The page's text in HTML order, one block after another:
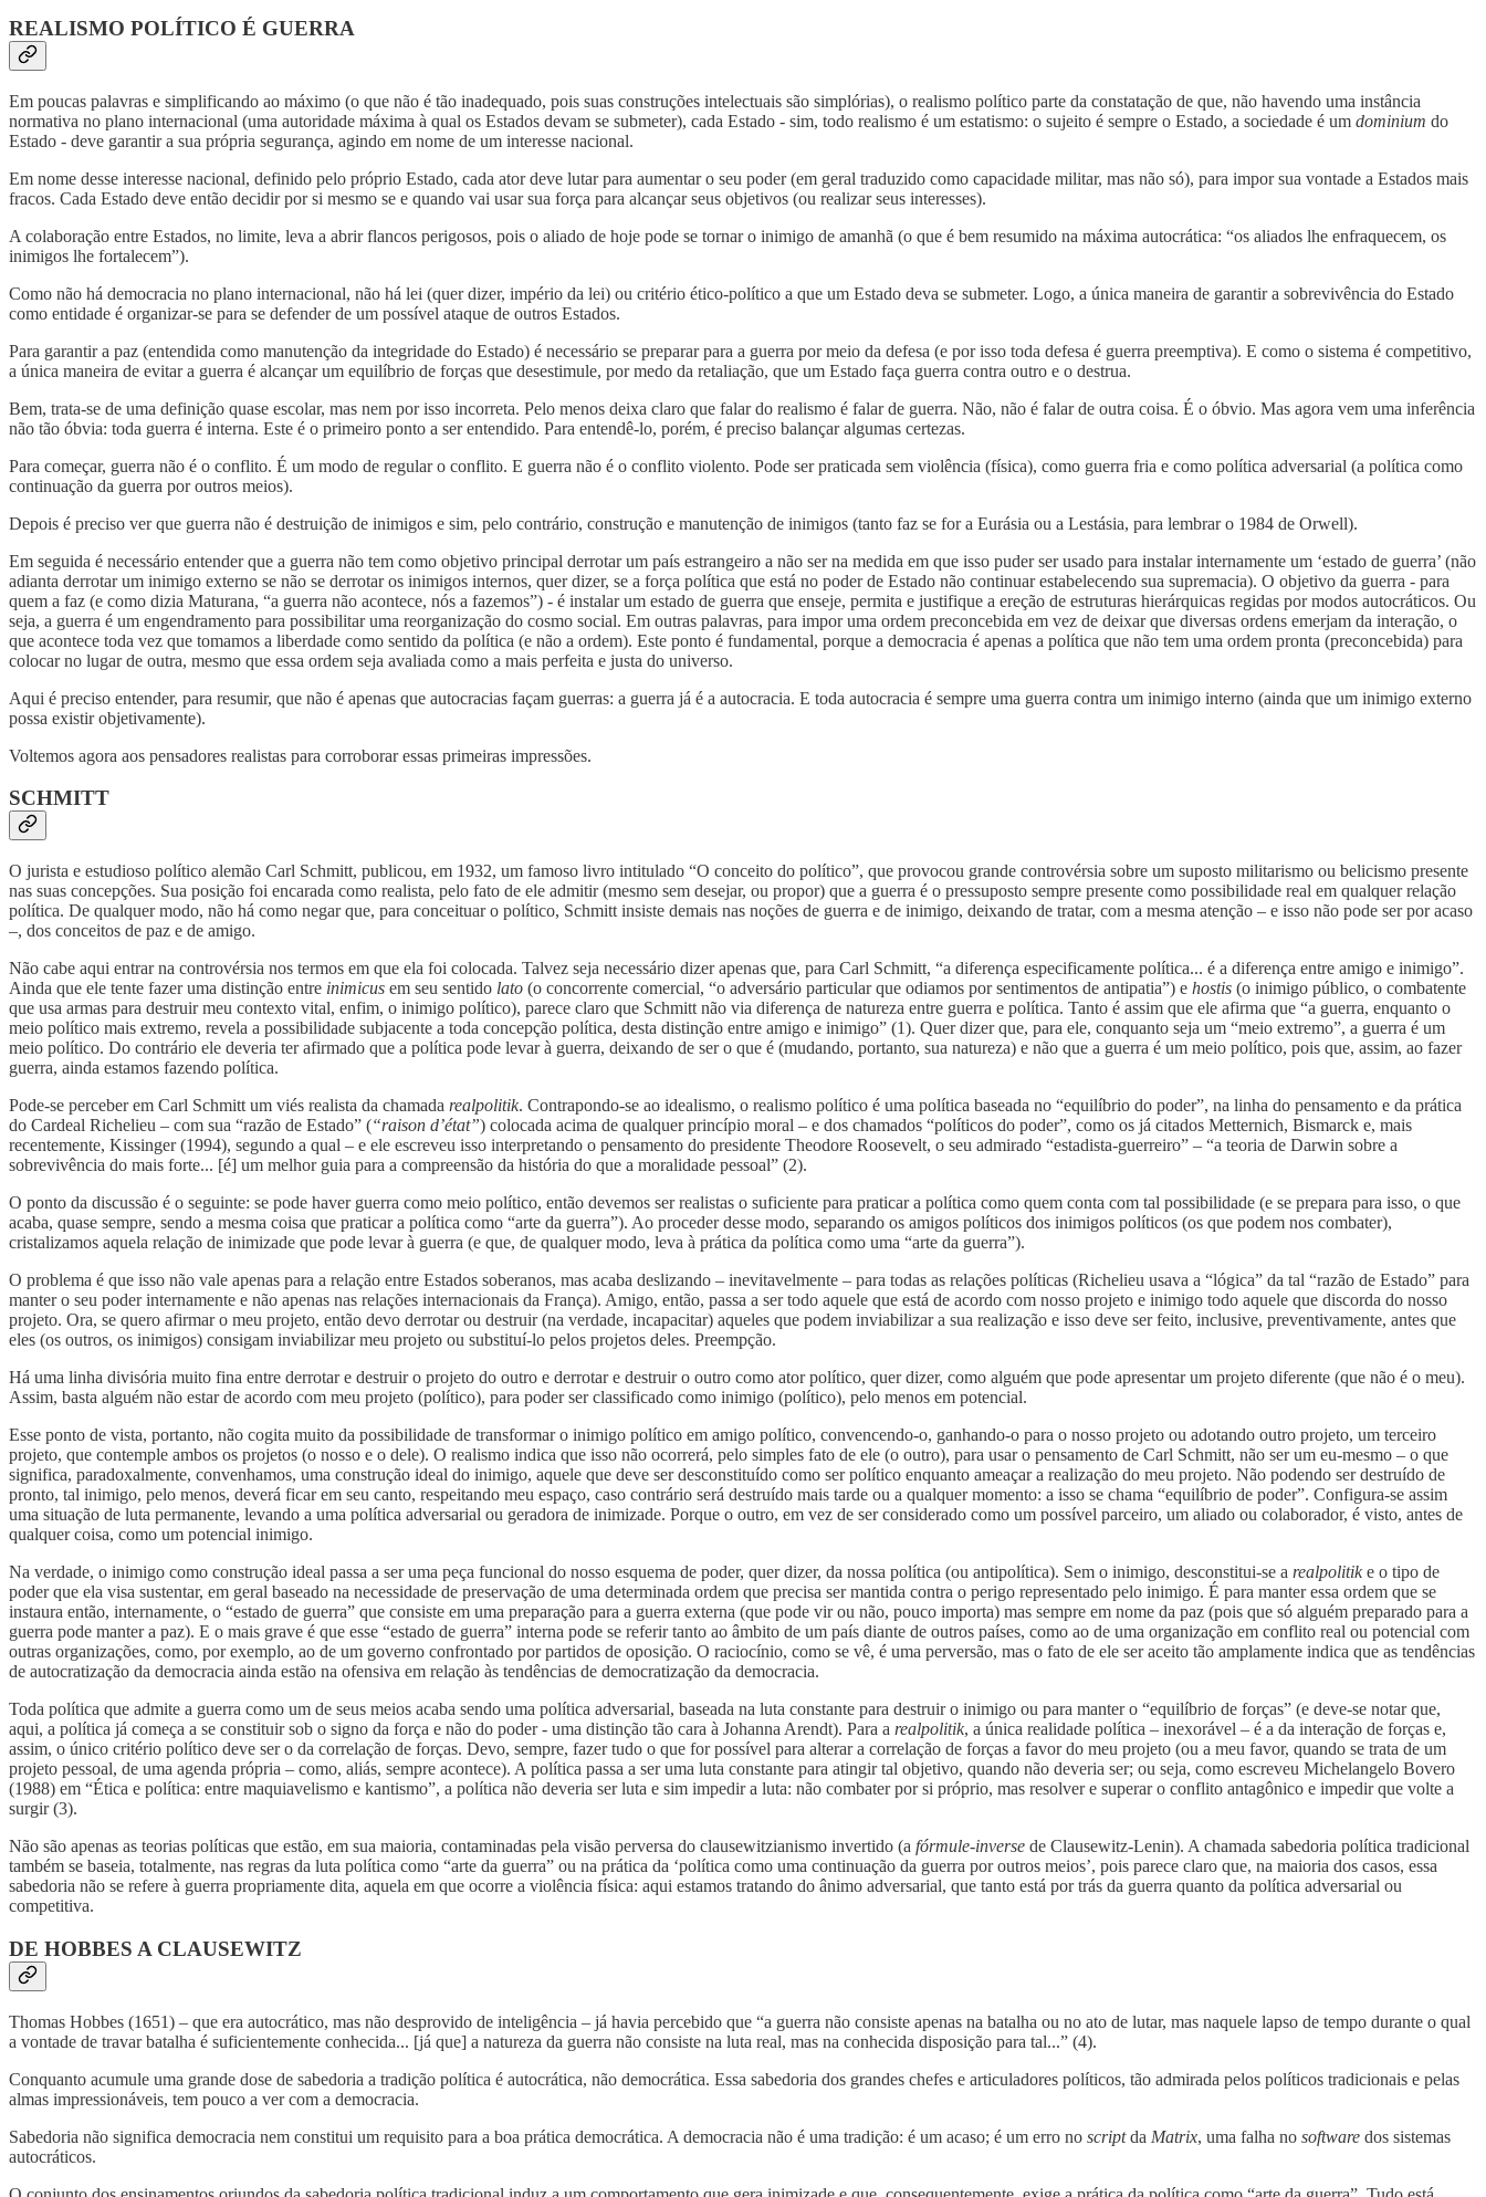
REALISMO POLÍTICO É GUERRA
Em poucas palavras e simplificando ao máximo (o que não é tão inadequado, pois suas construções intelectuais são simplórias), o realismo político parte da constatação de que, não havendo uma instância
normativa no plano internacional (uma autoridade máxima à qual os Estados devam se submeter), cada Estado - sim, todo realismo é um estatismo: o sujeito é sempre o Estado, a sociedade é um dominium do
Estado - deve garantir a sua própria segurança, agindo em nome de um interesse nacional.
Em nome desse interesse nacional, definido pelo próprio Estado, cada ator deve lutar para aumentar o seu poder (em geral traduzido como capacidade militar, mas não só), para impor sua vontade a Estados mais
fracos. Cada Estado deve então decidir por si mesmo se e quando vai usar sua força para alcançar seus objetivos (ou realizar seus interesses).
A colaboração entre Estados, no limite, leva a abrir flancos perigosos, pois o aliado de hoje pode se tornar o inimigo de amanhã (o que é bem resumido na máxima autocrática: “os aliados lhe enfraquecem, os
inimigos lhe fortalecem”).
Como não há democracia no plano internacional, não há lei (quer dizer, império da lei) ou critério ético-político a que um Estado deva se submeter. Logo, a única maneira de garantir a sobrevivência do Estado
como entidade é organizar-se para se defender de um possível ataque de outros Estados.
Para garantir a paz (entendida como manutenção da integridade do Estado) é necessário se preparar para a guerra por meio da defesa (e por isso toda defesa é guerra preemptiva). E como o sistema é competitivo,
a única maneira de evitar a guerra é alcançar um equilíbrio de forças que desestimule, por medo da retaliação, que um Estado faça guerra contra outro e o destrua.
Bem, trata-se de uma definição quase escolar, mas nem por isso incorreta. Pelo menos deixa claro que falar do realismo é falar de guerra. Não, não é falar de outra coisa. É o óbvio. Mas agora vem uma inferência
não tão óbvia: toda guerra é interna. Este é o primeiro ponto a ser entendido. Para entendê-lo, porém, é preciso balançar algumas certezas.
Para começar, guerra não é o conflito. É um modo de regular o conflito. E guerra não é o conflito violento. Pode ser praticada sem violência (física), como guerra fria e como política adversarial (a política como
continuação da guerra por outros meios).
Depois é preciso ver que guerra não é destruição de inimigos e sim, pelo contrário, construção e manutenção de inimigos (tanto faz se for a Eurásia ou a Lestásia, para lembrar o 1984 de Orwell).
Em seguida é necessário entender que a guerra não tem como objetivo principal derrotar um país estrangeiro a não ser na medida em que isso puder ser usado para instalar internamente um ‘estado de guerra’ (não
adianta derrotar um inimigo externo se não se derrotar os inimigos internos, quer dizer, se a força política que está no poder de Estado não continuar estabelecendo sua supremacia). O objetivo da guerra - para
quem a faz (e como dizia Maturana, “a guerra não acontece, nós a fazemos”) - é instalar um estado de guerra que enseje, permita e justifique a ereção de estruturas hierárquicas regidas por modos autocráticos. Ou
seja, a guerra é um engendramento para possibilitar uma reorganização do cosmo social. Em outras palavras, para impor uma ordem preconcebida em vez de deixar que diversas ordens emerjam da interação, o
que acontece toda vez que tomamos a liberdade como sentido da política (e não a ordem). Este ponto é fundamental, porque a democracia é apenas a política que não tem uma ordem pronta (preconcebida) para
colocar no lugar de outra, mesmo que essa ordem seja avaliada como a mais perfeita e justa do universo.
Aqui é preciso entender, para resumir, que não é apenas que autocracias façam guerras: a guerra já é a autocracia. E toda autocracia é sempre uma guerra contra um inimigo interno (ainda que um inimigo externo
possa existir objetivamente).
Voltemos agora aos pensadores realistas para corroborar essas primeiras impressões.
SCHMITT
O jurista e estudioso político alemão Carl Schmitt, publicou, em 1932, um famoso livro intitulado “O conceito do político”, que provocou grande controvérsia sobre um suposto militarismo ou belicismo presente
nas suas concepções. Sua posição foi encarada como realista, pelo fato de ele admitir (mesmo sem desejar, ou propor) que a guerra é o pressuposto sempre presente como possibilidade real em qualquer relação
política. De qualquer modo, não há como negar que, para conceituar o político, Schmitt insiste demais nas noções de guerra e de inimigo, deixando de tratar, com a mesma atenção – e isso não pode ser por acaso
–, dos conceitos de paz e de amigo.
Não cabe aqui entrar na controvérsia nos termos em que ela foi colocada. Talvez seja necessário dizer apenas que, para Carl Schmitt, “a diferença especificamente política... é a diferença entre amigo e inimigo”.
Ainda que ele tente fazer uma distinção entre inimicus em seu sentido lato (o concorrente comercial, “o adversário particular que odiamos por sentimentos de antipatia”) e hostis (o inimigo público, o combatente
que usa armas para destruir meu contexto vital, enfim, o inimigo político), parece claro que Schmitt não via diferença de natureza entre guerra e política. Tanto é assim que ele afirma que “a guerra, enquanto o
meio político mais extremo, revela a possibilidade subjacente a toda concepção política, desta distinção entre amigo e inimigo” (1). Quer dizer que, para ele, conquanto seja um “meio extremo”, a guerra é um
meio político. Do contrário ele deveria ter afirmado que a política pode levar à guerra, deixando de ser o que é (mudando, portanto, sua natureza) e não que a guerra é um meio político, pois que, assim, ao fazer
guerra, ainda estamos fazendo política.
Pode-se perceber em Carl Schmitt um viés realista da chamada realpolitik. Contrapondo-se ao idealismo, o realismo político é uma política baseada no “equilíbrio do poder”, na linha do pensamento e da prática
do Cardeal Richelieu – com sua “razão de Estado” (“raison d’état”) colocada acima de qualquer princípio moral – e dos chamados “políticos do poder”, como os já citados Metternich, Bismarck e, mais
recentemente, Kissinger (1994), segundo a qual – e ele escreveu isso interpretando o pensamento do presidente Theodore Roosevelt, o seu admirado “estadista-guerreiro” – “a teoria de Darwin sobre a
sobrevivência do mais forte... [é] um melhor guia para a compreensão da história do que a moralidade pessoal” (2).
O ponto da discussão é o seguinte: se pode haver guerra como meio político, então devemos ser realistas o suficiente para praticar a política como quem conta com tal possibilidade (e se prepara para isso, o que
acaba, quase sempre, sendo a mesma coisa que praticar a política como “arte da guerra”). Ao proceder desse modo, separando os amigos políticos dos inimigos políticos (os que podem nos combater),
cristalizamos aquela relação de inimizade que pode levar à guerra (e que, de qualquer modo, leva à prática da política como uma “arte da guerra”).
O problema é que isso não vale apenas para a relação entre Estados soberanos, mas acaba deslizando – inevitavelmente – para todas as relações políticas (Richelieu usava a “lógica” da tal “razão de Estado” para
manter o seu poder internamente e não apenas nas relações internacionais da França). Amigo, então, passa a ser todo aquele que está de acordo com nosso projeto e inimigo todo aquele que discorda do nosso
projeto. Ora, se quero afirmar o meu projeto, então devo derrotar ou destruir (na verdade, incapacitar) aqueles que podem inviabilizar a sua realização e isso deve ser feito, inclusive, preventivamente, antes que
eles (os outros, os inimigos) consigam inviabilizar meu projeto ou substituí-lo pelos projetos deles. Preempção.
Há uma linha divisória muito fina entre derrotar e destruir o projeto do outro e derrotar e destruir o outro como ator político, quer dizer, como alguém que pode apresentar um projeto diferente (que não é o meu).
Assim, basta alguém não estar de acordo com meu projeto (político), para poder ser classificado como inimigo (político), pelo menos em potencial.
Esse ponto de vista, portanto, não cogita muito da possibilidade de transformar o inimigo político em amigo político, convencendo-o, ganhando-o para o nosso projeto ou adotando outro projeto, um terceiro
projeto, que contemple ambos os projetos (o nosso e o dele). O realismo indica que isso não ocorrerá, pelo simples fato de ele (o outro), para usar o pensamento de Carl Schmitt, não ser um eu-mesmo – o que
significa, paradoxalmente, convenhamos, uma construção ideal do inimigo, aquele que deve ser desconstituído como ser político enquanto ameaçar a realização do meu projeto. Não podendo ser destruído de
pronto, tal inimigo, pelo menos, deverá ficar em seu canto, respeitando meu espaço, caso contrário será destruído mais tarde ou a qualquer momento: a isso se chama “equilíbrio de poder”. Configura-se assim
uma situação de luta permanente, levando a uma política adversarial ou geradora de inimizade. Porque o outro, em vez de ser considerado como um possível parceiro, um aliado ou colaborador, é visto, antes de
qualquer coisa, como um potencial inimigo.
Na verdade, o inimigo como construção ideal passa a ser uma peça funcional do nosso esquema de poder, quer dizer, da nossa política (ou antipolítica). Sem o inimigo, desconstitui-se a realpolitike o tipo de
poder que ela visa sustentar, em geral baseado na necessidade de preservação de uma determinada ordem que precisa ser mantida contra o perigo representado pelo inimigo. É para manter essa ordem que se
instaura então, internamente, o “estado de guerra” que consiste em uma preparação para a guerra externa (que pode vir ou não, pouco importa) mas sempre em nome da paz (pois que só alguém preparado para a
guerra pode manter a paz). E o mais grave é que esse “estado de guerra” interna pode se referir tanto ao âmbito de um país diante de outros países, como ao de uma organização em conflito real ou potencial com
outras organizações, como, por exemplo, ao de um governo confrontado por partidos de oposição. O raciocínio, como se vê, é uma perversão, mas o fato de ele ser aceito tão amplamente indica que as tendências
de autocratização da democracia ainda estão na ofensiva em relação às tendências de democratização da democracia.
Toda política que admite a guerra como um de seus meios acaba sendo uma política adversarial, baseada na luta constante para destruir o inimigo ou para manter o “equilíbrio de forças” (e deve-se notar que,
aqui, a política já começa a se constituir sob o signo da força e não do poder - uma distinção tão cara à Johanna Arendt). Para a realpolitik, a única realidade política – inexorável – é a da interação de forças e,
assim, o único critério político deve ser o da correlação de forças. Devo, sempre, fazer tudo o que for possível para alterar a correlação de forças a favor do meu projeto (ou a meu favor, quando se trata de um
projeto pessoal, de uma agenda própria – como, aliás, sempre acontece). A política passa a ser uma luta constante para atingir tal objetivo, quando não deveria ser; ou seja, como escreveu Michelangelo Bovero
(1988) em “Ética e política: entre maquiavelismo e kantismo”, a política não deveria ser luta e sim impedir a luta: não combater por si próprio, mas resolver e superar o conflito antagônico e impedir que volte a
surgir (3).
Não são apenas as teorias políticas que estão, em sua maioria, contaminadas pela visão perversa do clausewitzianismo invertido (a fórmule-inverse de Clausewitz-Lenin). A chamada sabedoria política tradicional
também se baseia, totalmente, nas regras da luta política como “arte da guerra” ou na prática da ‘política como uma continuação da guerra por outros meios’, pois parece claro que, na maioria dos casos, essa
sabedoria não se refere à guerra propriamente dita, aquela em que ocorre a violência física: aqui estamos tratando do ânimo adversarial, que tanto está por trás da guerra quanto da política adversarial ou
competitiva.
DE HOBBES A CLAUSEWITZ
Thomas Hobbes (1651) – que era autocrático, mas não desprovido de inteligência – já havia percebido que “a guerra não consiste apenas na batalha ou no ato de lutar, mas naquele lapso de tempo durante o qual
a vontade de travar batalha é suficientemente conhecida... [já que] a natureza da guerra não consiste na luta real, mas na conhecida disposição para tal...” (4).
Conquanto acumule uma grande dose de sabedoria a tradição política é autocrática, não democrática. Essa sabedoria dos grandes chefes e articuladores políticos, tão admirada pelos políticos tradicionais e pelas
almas impressionáveis, tem pouco a ver com a democracia.
Sabedoria não significa democracia nem constitui um requisito para a boa prática democrática. A democracia não é uma tradição: é um acaso; é um erro no scriptda Matrix, uma falha no software dos sistemas
autocráticos.